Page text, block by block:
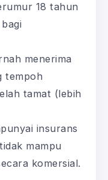
18 tahun
menerima
tempoh
tamat (lebih
insurans
mampu
komersial.